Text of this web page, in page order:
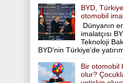
BYD,
otomobil
Dünyanın
imalatçısı
Teknoloji
BYD’nin Türkiye’de
Bir otomobil
olur?